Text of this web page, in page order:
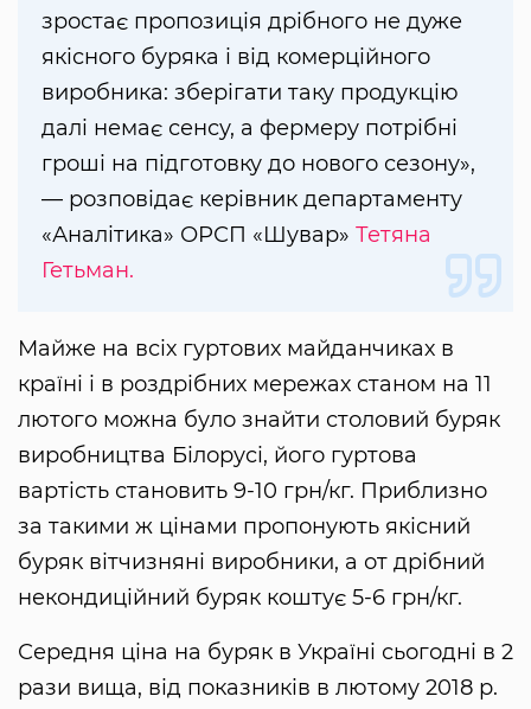
зростає пропозиція дрібного не дуже
якісного буряка і від комерційного
виробника: зберігати таку продукцію
далі немає сенсу, а фермеру потрібні
гроші на підготовку до нового сезону»,
— розповідає керівник департаменту
«Аналітика» ОРСП «Шувар» Тетяна
Гетьман.
Майже на всіх гуртових майданчиках в
країні і в роздрібних мережах станом на 11
лютого можна було знайти столовий буряк
виробництва Білорусі, його гуртова
вартість становить 9-10 грн/кг. Приблизно
за такими ж цінами пропонують якісний
буряк вітчизняні виробники, а от дрібний
некондиційний буряк коштує 5-6 грн/кг.
Середня ціна на буряк в Україні сьогодні в 2
рази вища, від показників в лютому 2018 р.